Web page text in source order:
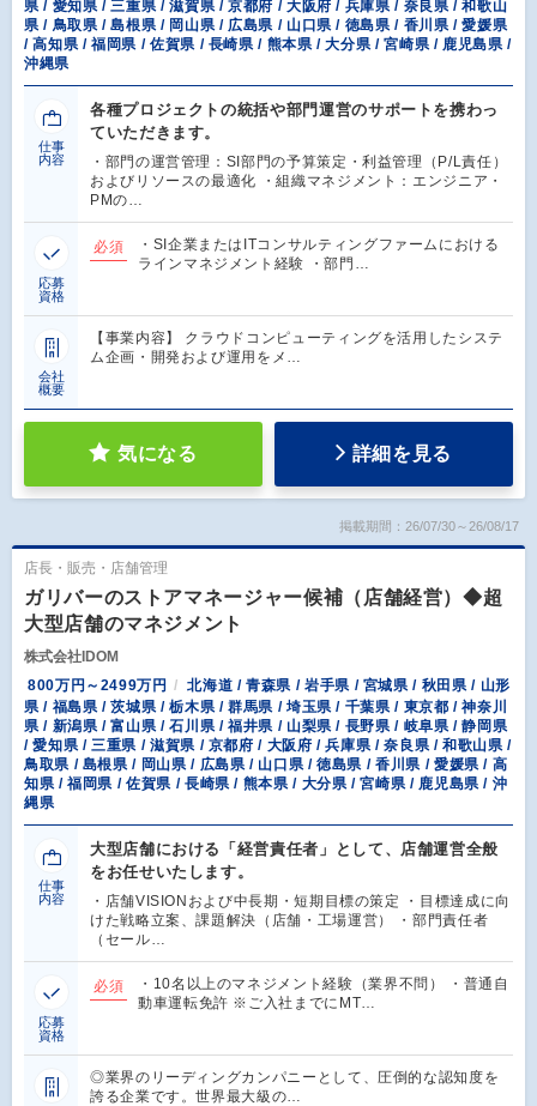
県 / 愛知県 / 三重県 / 滋賀県 / 京都府 / 大阪府 / 兵庫県 / 奈良県 / 和歌山
県 / 鳥取県 / 島根県 / 岡山県 / 広島県 / 山口県 / 徳島県 / 香川県 / 愛媛県
/ 高知県 / 福岡県 / 佐賀県 / 長崎県 / 熊本県 / 大分県 / 宮崎県 / 鹿児島県 /
沖縄県
仕事
内容
各種プロジェクトの統括や部門運営のサポートを携わっ
ていただきます。
・部門の運営管理：SI部門の予算策定・利益管理（P/L責任）
およびリソースの最適化 ・組織マネジメント：エンジニア・
PMの…
応募
資格
必須
・SI企業またはITコンサルティングファームにおける
ラインマネジメント経験 ・部門…
会社
概要
【事業内容】 クラウドコンピューティングを活用したシステ
ム企画・開発および運用をメ…
気になる 詳細を見る
掲載期間：26/07/30～26/08/17
店長・販売・店舗管理
ガリバーのストアマネージャー候補（店舗経営）◆超
大型店舗のマネジメント
株式会社IDOM
800万円～2499万円
北海道 / 青森県 / 岩手県 / 宮城県 / 秋田県 / 山形
県 / 福島県 / 茨城県 / 栃木県 / 群馬県 / 埼玉県 / 千葉県 / 東京都 / 神奈川
県 / 新潟県 / 富山県 / 石川県 / 福井県 / 山梨県 / 長野県 / 岐阜県 / 静岡県
/ 愛知県 / 三重県 / 滋賀県 / 京都府 / 大阪府 / 兵庫県 / 奈良県 / 和歌山県 /
鳥取県 / 島根県 / 岡山県 / 広島県 / 山口県 / 徳島県 / 香川県 / 愛媛県 / 高
知県 / 福岡県 / 佐賀県 / 長崎県 / 熊本県 / 大分県 / 宮崎県 / 鹿児島県 / 沖
縄県
仕事
内容
大型店舗における「経営責任者」として、店舗運営全般
をお任せいたします。
・店舗VISIONおよび中長期・短期目標の策定 ・目標達成に向
けた戦略立案、課題解決（店舗・工場運営） ・部門責任者
（セール…
応募
資格
必須
・10名以上のマネジメント経験（業界不問） ・普通自
動車運転免許 ※ご入社までにMT…
◎業界のリーディングカンパニーとして、圧倒的な認知度を
誇る企業です。世界最大級の…